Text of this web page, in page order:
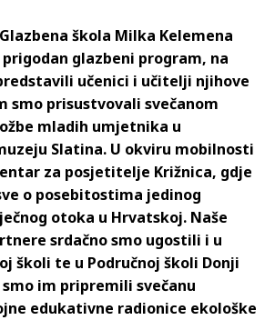
škola Milka Kelemena
glazbeni program, na
učenici i učitelji njihove
smo prisustvovali svečanom
mladih umjetnika u
Slatina. U okviru mobilnosti
za posjetitelje Križnica, gdje
o posebitostima jedinog
otoka u Hrvatskoj. Naše
srdačno smo ugostili i u
školi te u Područnoj školi Donji
im pripremili svečanu
edukativne radionice ekološke